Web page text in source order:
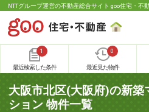
NTTグループ運営の不動産総合サイト goo住宅・不
1
最近検索した条件
0
最近見た物件
大阪市北区(大阪府)の新築
ション 物件一覧